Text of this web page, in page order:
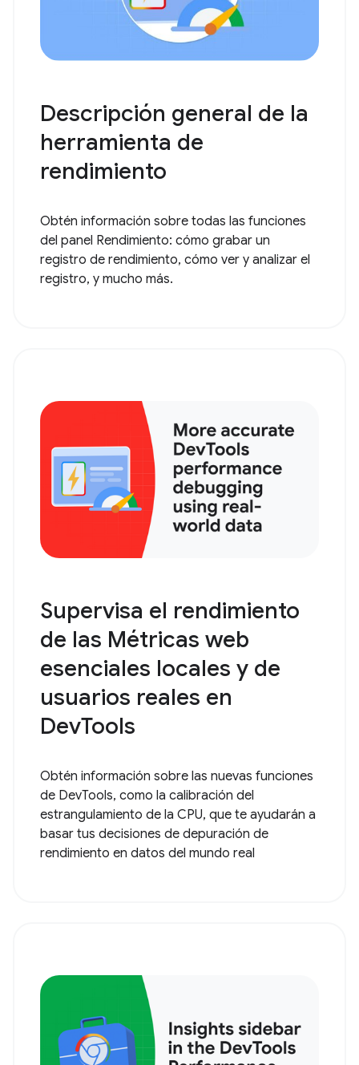
Descripción general de la
herramienta de
rendimiento
Obtén información sobre todas las funciones
del panel Rendimiento: cómo grabar un
registro de rendimiento, cómo ver y analizar el
registro, y mucho más.
Supervisa el rendimiento
de las Métricas web
esenciales locales y de
usuarios reales en
DevTools
Obtén información sobre las nuevas funciones
de DevTools, como la calibración del
estrangulamiento de la CPU, que te ayudarán a
basar tus decisiones de depuración de
rendimiento en datos del mundo real